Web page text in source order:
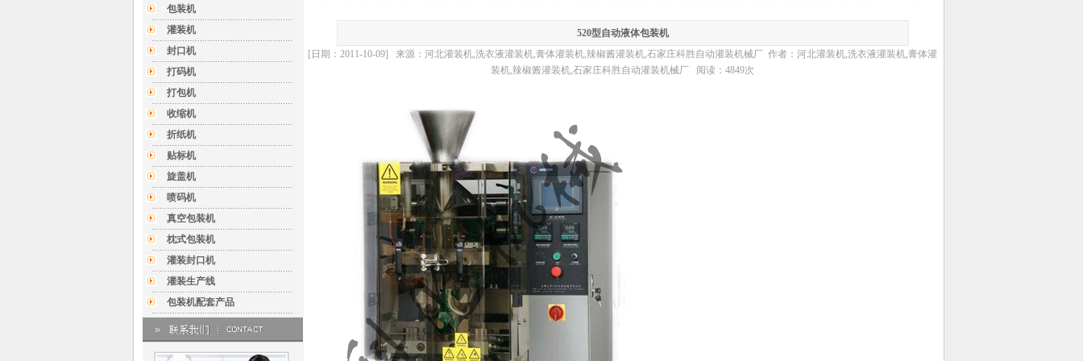
包装机
灌装机
封口机
打码机
打包机
收缩机
折纸机
贴标机
旋盖机
喷码机
真空包装机
枕式包装机
灌装封口机
灌装生产线
包装机配套产品
520型自动液体包装机
[日期：2011-10-09] 来源：河北灌装机,洗衣液灌装机,膏体灌装机,辣椒酱灌装机,石家庄科胜自动灌装机械厂 作者：河北灌装机,洗衣液灌装机,膏体灌
装机,辣椒酱灌装机,石家庄科胜自动灌装机械厂 阅读：4849次